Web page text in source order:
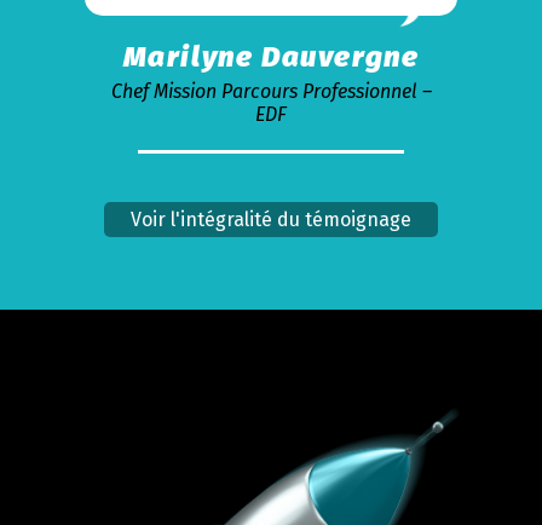
Marilyne Dauvergne
Chef Mission Parcours Professionnel –
EDF
Voir l'intégralité du témoignage